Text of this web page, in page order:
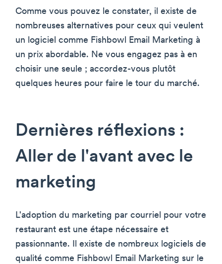
Comme vous pouvez le constater, il existe de
nombreuses alternatives pour ceux qui veulent
un logiciel comme Fishbowl Email Marketing à
un prix abordable. Ne vous engagez pas à en
choisir une seule ; accordez-vous plutôt
quelques heures pour faire le tour du marché.
Dernières réflexions :
Aller de l'avant avec le
marketing
L'adoption du marketing par courriel pour votre
restaurant est une étape nécessaire et
passionnante. Il existe de nombreux logiciels de
qualité comme Fishbowl Email Marketing sur le